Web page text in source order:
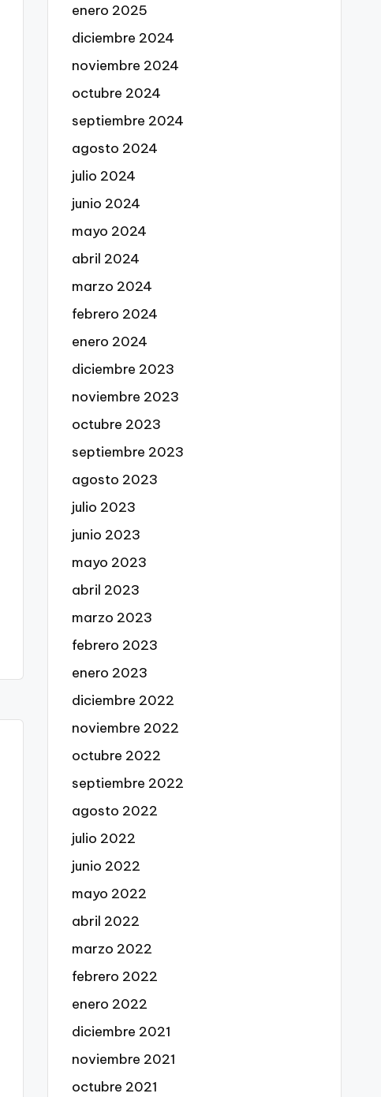
enero 2025
diciembre 2024
noviembre 2024
octubre 2024
septiembre 2024
agosto 2024
julio 2024
junio 2024
mayo 2024
abril 2024
marzo 2024
febrero 2024
enero 2024
diciembre 2023
noviembre 2023
octubre 2023
septiembre 2023
agosto 2023
julio 2023
junio 2023
mayo 2023
abril 2023
marzo 2023
febrero 2023
enero 2023
diciembre 2022
noviembre 2022
octubre 2022
septiembre 2022
agosto 2022
julio 2022
junio 2022
mayo 2022
abril 2022
marzo 2022
febrero 2022
enero 2022
diciembre 2021
noviembre 2021
octubre 2021